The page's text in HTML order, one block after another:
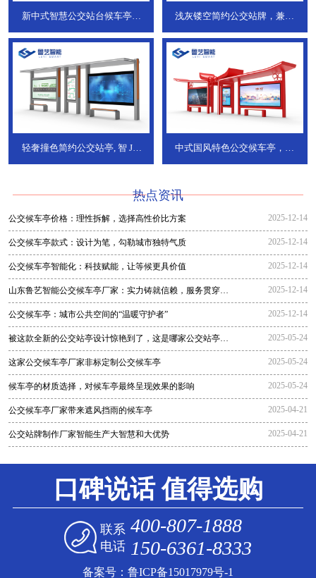
新中式智慧公交站台候车亭，
浅灰镂空简约公交站牌，兼具
轻奢撞色简约公交站亭, 智 JT-
中式国风特色公交候车亭，承
热点资讯
公交候车亭价格：理性拆解，选择高性价比方案 2025-12-14
公交候车亭款式：设计为笔，勾勒城市独特气质 2025-12-14
公交候车亭智能化：科技赋能，让等候更具价值 2025-12-14
山东鲁艺智能公交候车亭厂家：实力铸就信赖，服务贯穿全
程
2025-12-14
公交候车亭：城市公共空间的“温暖守护者” 2025-12-14
被这款全新的公交站亭设计惊艳到了，这是哪家公交站亭生
产厂家生
2025-05-24
这家公交候车亭厂家非标定制公交候车亭 2025-05-24
候车亭的材质选择，对候车亭最终呈现效果的影响 2025-05-24
公交候车亭厂家带来遮风挡雨的候车亭 2025-04-21
公交站牌制作厂家智能生产大智慧和大优势 2025-04-21
口碑说话 值得选购
联系
电话
400-807-1888
150-6361-8333
备案号： 鲁ICP备15017979号-1